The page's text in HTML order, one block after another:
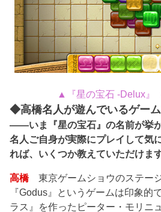
▲『星の宝石 -Delux』
◆高橋名人が遊んでいるゲー
――いま『星の宝石』の名前が挙
名人ご自身が実際にプレイして気
れば、いくつか教えていただけま
高橋東京ゲームショウのステー
『Godus』というゲームは印象的
ラス』を作ったピーター・モリニ